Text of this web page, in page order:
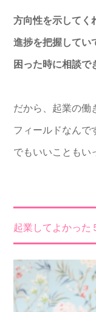
方向性を示してく
進捗を把握してい
困った時に相談で
だから、起業の働
フィールドなんで
でもいいこともい
起業してよかった